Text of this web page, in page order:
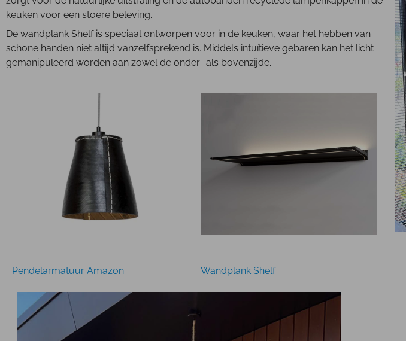
keuken voor een stoere beleving.
De wandplank Shelf is speciaal ontworpen voor in de keuken, waar het hebben van
schone handen niet altijd vanzelfsprekend is. Middels intuïtieve gebaren kan het licht
gemanipuleerd worden aan zowel de onder- als bovenzijde.
Pendelarmatuur Amazon Wandplank Shelf